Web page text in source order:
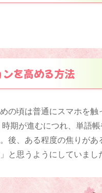
を高める方法
の頃は普通にスマホを触
期が進むにつれ、単語
後、ある程度の焦りがあ
と思うようにしていまし